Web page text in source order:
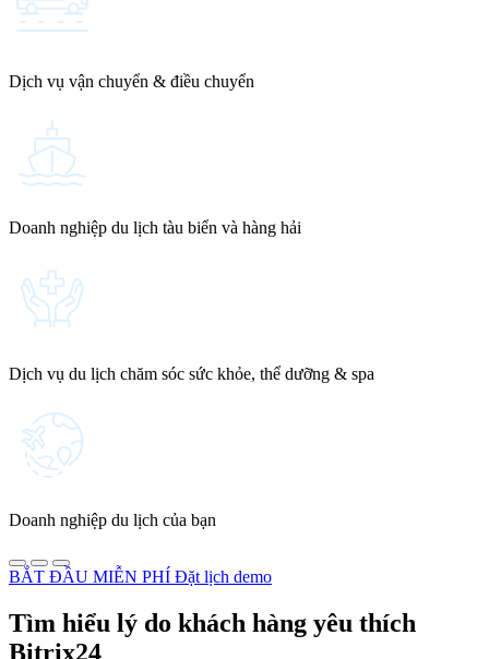
Dịch vụ vận chuyển & điều chuyển
Doanh nghiệp du lịch tàu biển và hàng hải
Dịch vụ du lịch chăm sóc sức khỏe, thể dưỡng & spa
Doanh nghiệp du lịch của bạn
BẮT ĐẦU MIỄN PHÍ Đặt lịch demo
Tìm hiểu lý do khách hàng yêu thích
Bitrix24